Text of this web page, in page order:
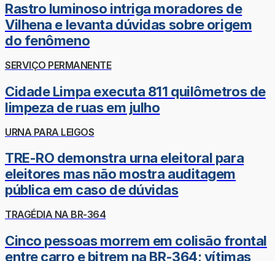
Rastro luminoso intriga moradores de
Vilhena e levanta dúvidas sobre origem
do fenômeno
SERVIÇO PERMANENTE
Cidade Limpa executa 811 quilômetros de
limpeza de ruas em julho
URNA PARA LEIGOS
TRE-RO demonstra urna eleitoral para
eleitores mas não mostra auditagem
pública em caso de dúvidas
TRAGÉDIA NA BR-364
Cinco pessoas morrem em colisão frontal
entre carro e bitrem na BR-364; vítimas